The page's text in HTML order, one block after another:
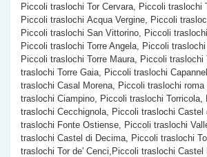
Piccoli traslochi Tor Cervara, Piccoli traslochi
Piccoli traslochi Acqua Vergine, Piccoli
Piccoli traslochi San Vittorino, Piccoli
Piccoli traslochi Torre Angela, Piccoli
Piccoli traslochi Torre Maura, Piccoli traslochi
traslochi Torre Gaia, Piccoli traslochi
traslochi Casal Morena, Piccoli traslochi
traslochi Ciampino, Piccoli traslochi Torricola,
traslochi Cecchignola, Piccoli traslochi Castel
traslochi Fonte Ostiense, Piccoli traslochi
traslochi Castel di Decima, Piccoli traslochi
traslochi Tor de' Cenci,Piccoli traslochi Castel